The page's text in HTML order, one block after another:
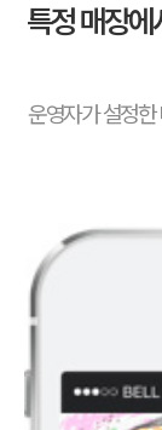
특정 매장에
운영자가 설정